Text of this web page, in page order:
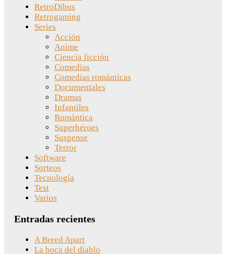
RetroDibus
Retrogaming
Series
Acción
Anime
Ciencia ficción
Comedias
Comedias románticas
Documentales
Dramas
Infantiles
Romántica
Superhéroes
Suspense
Terror
Software
Sorteos
Tecnología
Test
Varios
Entradas recientes
A Breed Apart
La boca del diablo